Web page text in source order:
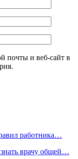
почты и веб-сайт в
работника…
врачу общей…